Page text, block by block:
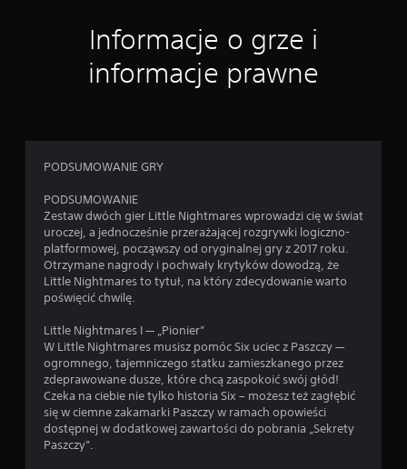
Informacje o grze i
informacje prawne
PODSUMOWANIE GRY
PODSUMOWANIE
Zestaw dwóch gier Little Nightmares wprowadzi cię w świat
uroczej, a jednocześnie przerażającej rozgrywki logiczno-
platformowej, począwszy od oryginalnej gry z 2017 roku.
Otrzymane nagrody i pochwały krytyków dowodzą, że
Little Nightmares to tytuł, na który zdecydowanie warto
poświęcić chwilę.
Little Nightmares I — „Pionier”
W Little Nightmares musisz pomóc Six uciec z Paszczy —
ogromnego, tajemniczego statku zamieszkanego przez
zdeprawowane dusze, które chcą zaspokoić swój głód!
Czeka na ciebie nie tylko historia Six – możesz też zagłębić
się w ciemne zakamarki Paszczy w ramach opowieści
dostępnej w dodatkowej zawartości do pobrania „Sekrety
Paszczy”.